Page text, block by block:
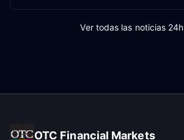
Ver todas las noticias 24h
OTC Financial Markets